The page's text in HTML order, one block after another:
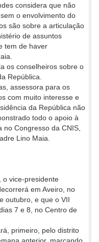
considera que não
o envolvimento do
são sobre a articulação
de assuntos
tem de haver
os conselheiros sobre o
República.
assessora para os
com muito interesse e
da República não
todo o apoio à
Congresso da CNIS,
Lino Maia.
o vice-presidente
em Aveiro, no
outubro, e que o VII
7 e 8, no Centro de
primeiro, pelo distrito